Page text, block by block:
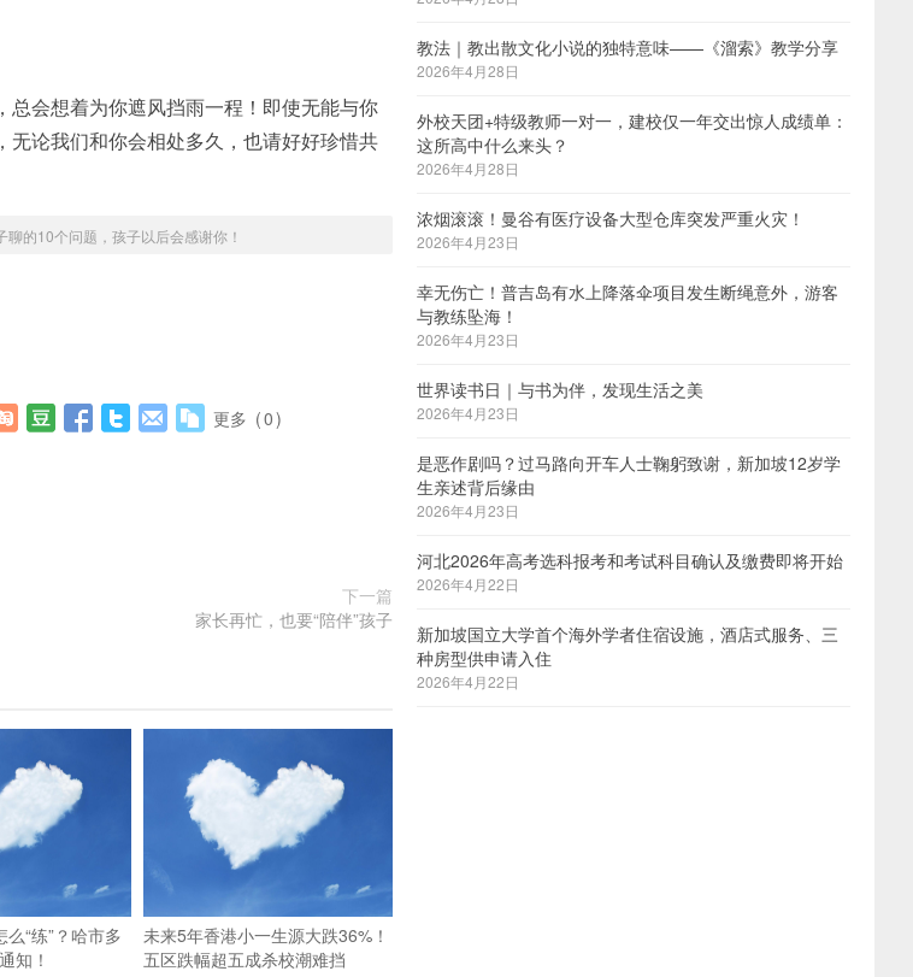
会想着为你遮风挡雨一程！即使无能与你
论我们和你会相处多久，也请好好珍惜共
聊的10个问题，孩子以后会感谢你！
更多 (0)
下一篇
家长再忙，也要“陪伴”孩子
“练”？哈市多
知！
未来5年香港小一生源大跌36%！
五区跌幅超五成杀校潮难挡
教法｜教出散文化小说的独特意味——《溜索》教学分享
2026年4月28日
外校天团+特级教师一对一，建校仅一年交出惊人成绩单：
这所高中什么来头？
2026年4月28日
浓烟滚滚！曼谷有医疗设备大型仓库突发严重火灾！
2026年4月23日
幸无伤亡！普吉岛有水上降落伞项目发生断绳意外，游客
与教练坠海！
2026年4月23日
世界读书日｜与书为伴，发现生活之美
2026年4月23日
是恶作剧吗？过马路向开车人士鞠躬致谢，新加坡12岁学
生亲述背后缘由
2026年4月23日
河北2026年高考选科报考和考试科目确认及缴费即将开始
2026年4月22日
新加坡国立大学首个海外学者住宿设施，酒店式服务、三
种房型供申请入住
2026年4月22日